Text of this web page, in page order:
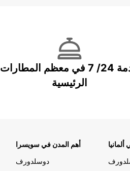
خدمة 24/ 7 في معظم المطارات
الرئيسية
أهم المدن في سويسرا
دوسلدورف